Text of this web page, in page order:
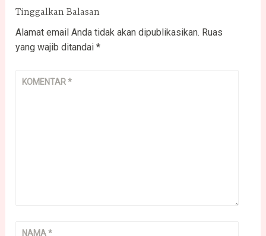
Tinggalkan Balasan
Alamat email Anda tidak akan dipublikasikan. Ruas
yang wajib ditandai*
KOMENTAR*
NAMA*